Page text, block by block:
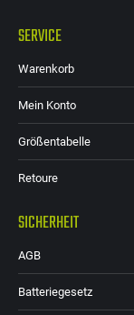
SERVICE
Warenkorb
Mein Konto
Größentabelle
Retoure
SICHERHEIT
AGB
Batteriegesetz